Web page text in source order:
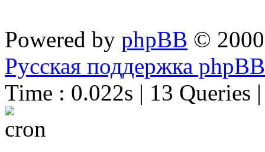
Powered by phpBB ©
Русская поддержка phpBB
Time : 0.022s | 13 Queries